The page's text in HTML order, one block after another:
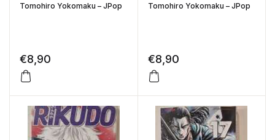
Tomohiro Yokomaku – JPop
€8,90
Tomohiro Yokomaku – JPop
€8,90